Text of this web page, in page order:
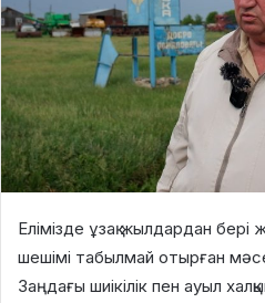
Елімізде ұзақ жылдардан
шешімі табылмай отырған
Заңдағы шиікілік пен ауыл